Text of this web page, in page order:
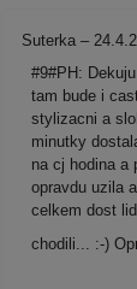
Suterka –
#9#PH:
tam bude i
stylizacni a
minutky
na cj hodina a
opravdu uzila
celkem dost
chodili... :-)